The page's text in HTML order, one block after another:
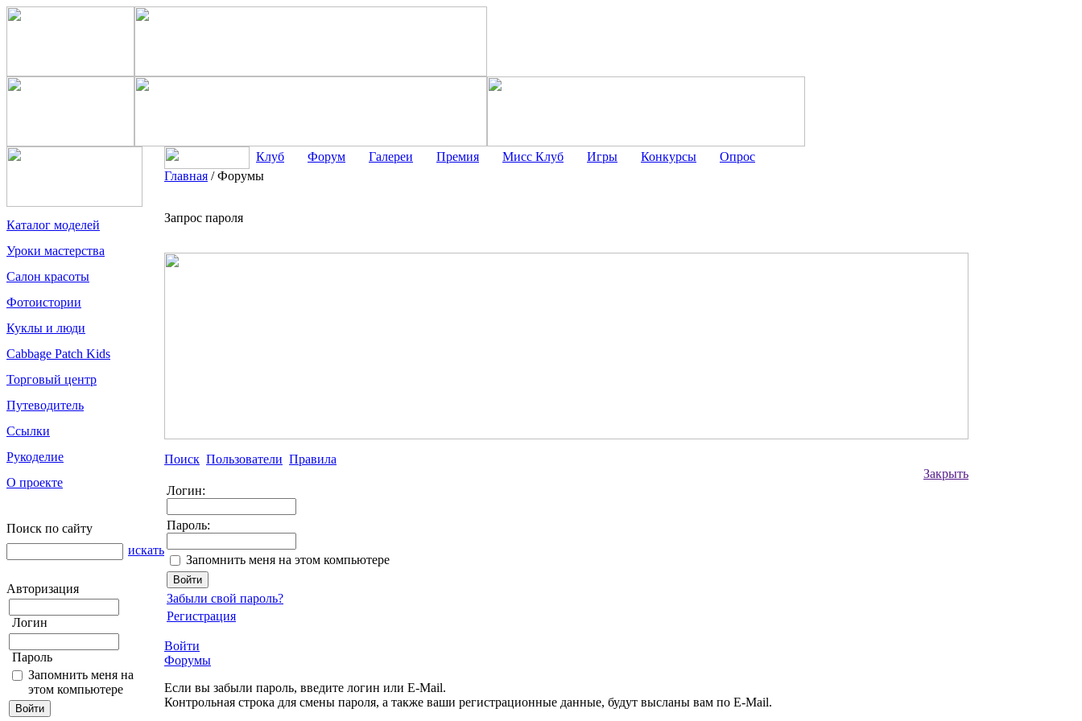
Каталог моделей
Уроки мастерства
Салон красоты
Фотоистории
Куклы и люди
Cabbage Patch Kids
Торговый центр
Путеводитель
Ссылки
Рукоделие
О проекте
Поиск по сайту
искать
Авторизация
Логин
Пароль
Запомнить меня на
этом компьютере
Клуб Форум Галереи Премия Мисс Клуб Игры Конкурсы
Опрос
Главная /Форумы
Запрос пароля
Поиск Пользователи Правила
Закрыть
Логин:
Пароль:
Запомнить меня на этом компьютере
Забыли свой пароль?
Регистрация
Войти
Форумы
Если вы забыли пароль, введите логин или E-Mail.
Контрольная строка для смены пароля, а также ваши регистрационные данные, будут высланы вам по E-Mail.